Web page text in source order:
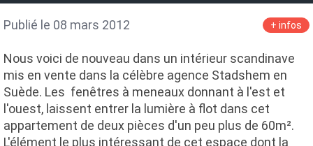
Publié le 08 mars 2012 + infos
Nous voici de nouveau dans un intérieur scandinave
mis en vente dans la célèbre agence Stadshem en
Suède. Les fenêtres à meneaux donnant à l'est et
l'ouest, laissent entrer la lumière à flot dans cet
appartement de deux pièces d'un peu plus de 60m².
L'élément le plus intéressant de cet espace dont la